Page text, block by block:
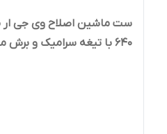
640 با تیغه سرامیک و برش مستقیم